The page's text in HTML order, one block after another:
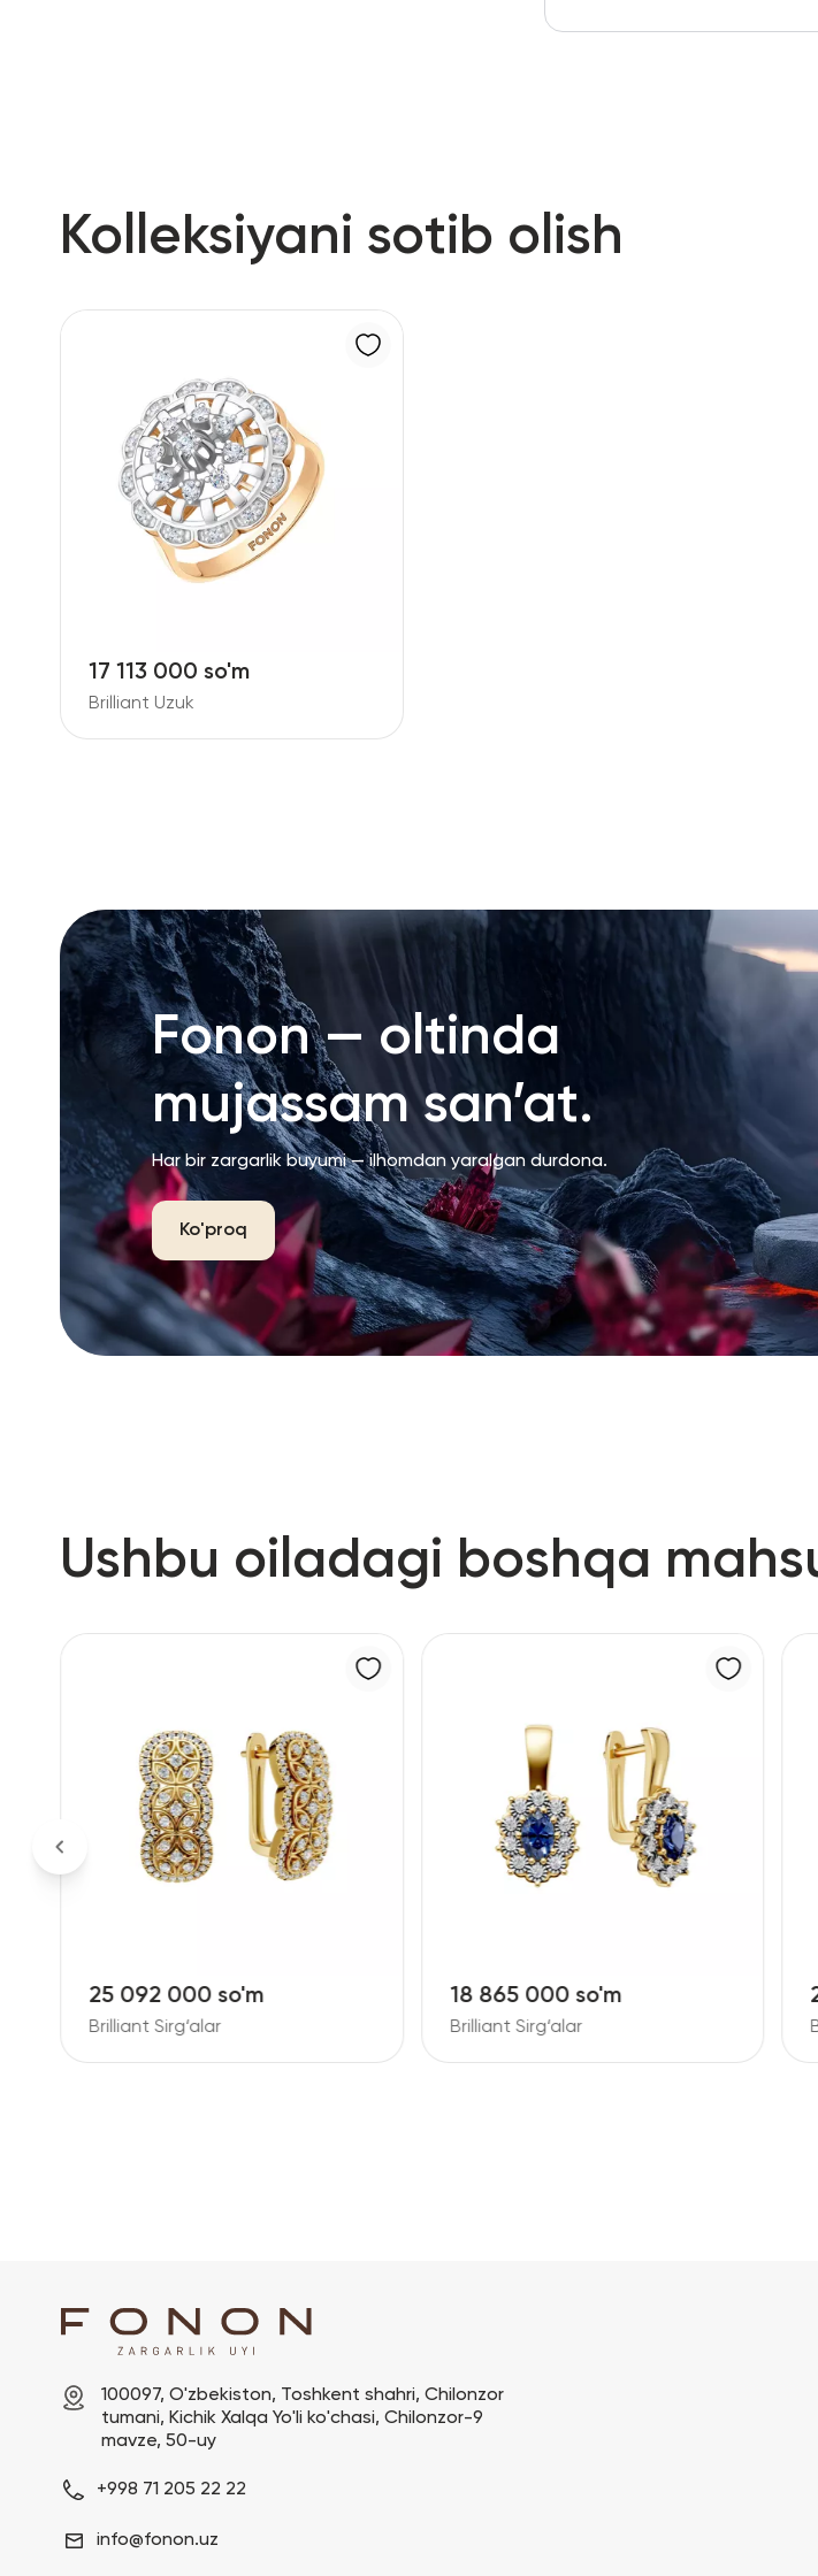
Kolleksiyani sotib olish
17 113 000 so'm
Brilliant Uzuk
Fonon — oltinda
mujassam san’at.
Har bir zargarlik buyumi — ilhomdan yaralgan durdona.
Ko'proq
Ushbu oiladagi boshqa
25 092 000 so'm
Brilliant Sirg‘alar
18 865 000 so'm
Brilliant Sirg‘alar
100097, O'zbekiston, Toshkent shahri, Chilonzor
tumani, Kichik Xalqa Yo'li ko'chasi, Chilonzor-9
mavze, 50-uy
+998 71 205 22 22
info@fonon.uz